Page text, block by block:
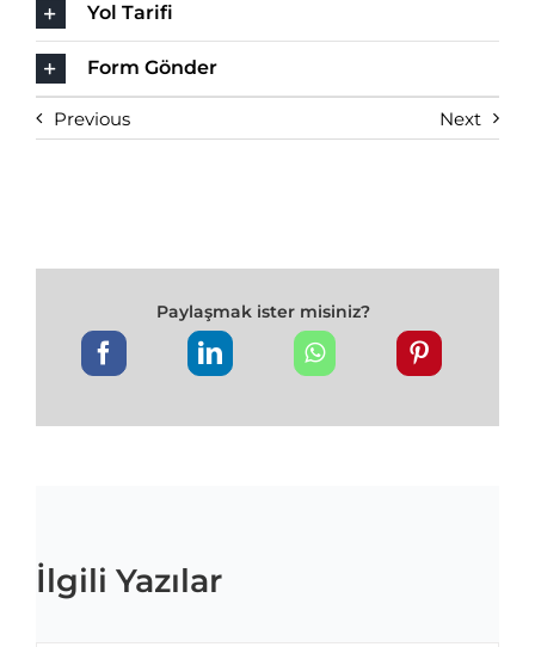
Yol Tarifi
Form Gönder
Previous Next
Paylaşmak ister misiniz?
İlgili Yazılar